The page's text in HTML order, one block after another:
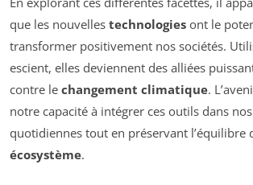
que les nouvelles technologies ont le
transformer positivement nos sociétés.
escient, elles deviennent des alliées
contre le changement climatique.
notre capacité à intégrer ces outils dans
quotidiennes tout en préservant l’équilibre
écosystème.